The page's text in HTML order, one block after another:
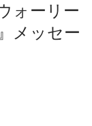
ォーリー
』メッセー